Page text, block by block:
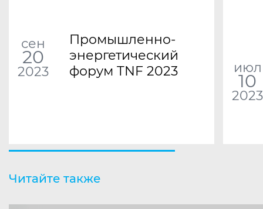
сен
20
2023
Промышленно-
энергетический
форум TNF 2023
июл
10
2023
Читайте также